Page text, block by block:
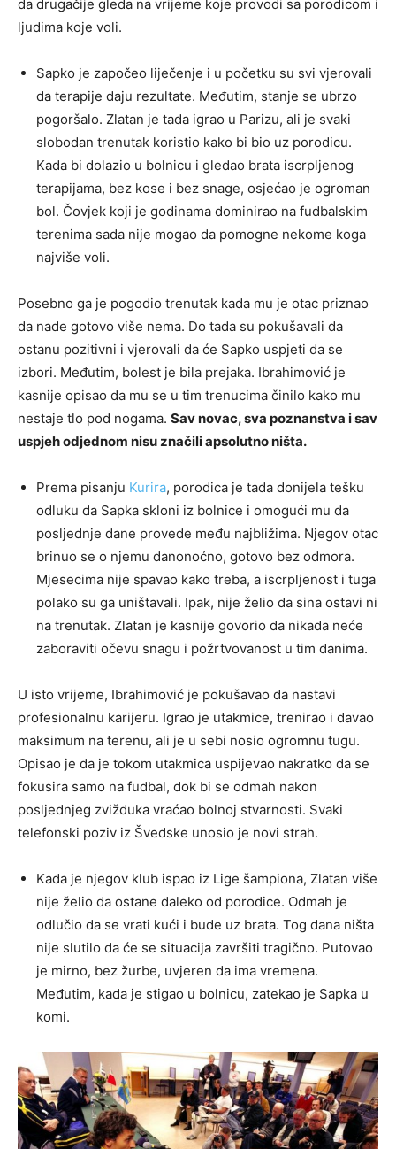
da drugačije gleda na vrijeme koje provodi sa porodicom i
ljudima koje voli.
Sapko je započeo liječenje i u početku su svi vjerovali
da terapije daju rezultate. Međutim, stanje se ubrzo
pogoršalo. Zlatan je tada igrao u Parizu, ali je svaki
slobodan trenutak koristio kako bi bio uz porodicu.
Kada bi dolazio u bolnicu i gledao brata iscrpljenog
terapijama, bez kose i bez snage, osjećao je ogroman
bol. Čovjek koji je godinama dominirao na fudbalskim
terenima sada nije mogao da pomogne nekome koga
najviše voli.
Posebno ga je pogodio trenutak kada mu je otac priznao
da nade gotovo više nema. Do tada su pokušavali da
ostanu pozitivni i vjerovali da će Sapko uspjeti da se
izbori. Međutim, bolest je bila prejaka. Ibrahimović je
kasnije opisao da mu se u tim trenucima činilo kako mu
nestaje tlo pod nogama. Sav novac, sva poznanstva i sav
uspjeh odjednom nisu značili apsolutno ništa.
Prema pisanju Kurira, porodica je tada donijela tešku
odluku da Sapka skloni iz bolnice i omogući mu da
posljednje dane provede među najbližima. Njegov otac
brinuo se o njemu danonoćno, gotovo bez odmora.
Mjesecima nije spavao kako treba, a iscrpljenost i tuga
polako su ga uništavali. Ipak, nije želio da sina ostavi ni
na trenutak. Zlatan je kasnije govorio da nikada neće
zaboraviti očevu snagu i požrtvovanost u tim danima.
U isto vrijeme, Ibrahimović je pokušavao da nastavi
profesionalnu karijeru. Igrao je utakmice, trenirao i davao
maksimum na terenu, ali je u sebi nosio ogromnu tugu.
Opisao je da je tokom utakmica uspijevao nakratko da se
fokusira samo na fudbal, dok bi se odmah nakon
posljednjeg zvižduka vraćao bolnoj stvarnosti. Svaki
telefonski poziv iz Švedske unosio je novi strah.
Kada je njegov klub ispao iz Lige šampiona, Zlatan više
nije želio da ostane daleko od porodice. Odmah je
odlučio da se vrati kući i bude uz brata. Tog dana ništa
nije slutilo da će se situacija završiti tragično. Putovao
je mirno, bez žurbe, uvjeren da ima vremena.
Međutim, kada je stigao u bolnicu, zatekao je Sapka u
komi.